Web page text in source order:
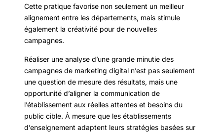
Cette pratique favorise non seulement un meilleur
alignement entre les départements, mais stimule
également la créativité pour de nouvelles
campagnes.
Réaliser une analyse d’une grande minutie des
campagnes de marketing digital n’est pas seulement
une question de mesure des résultats, mais une
opportunité d’aligner la communication de
l’établissement aux réelles attentes et besoins du
public cible. À mesure que les établissements
d’enseignement adaptent leurs stratégies basées sur